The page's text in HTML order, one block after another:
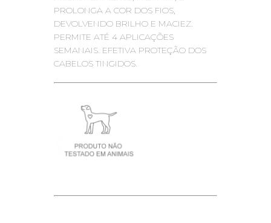
PROLONGA A COR DOS FIOS,
DEVOLVENDO BRILHO E MACIEZ.
PERMITE ATÉ 4 APLICAÇÕES
SEMANAIS. EFETIVA PROTEÇÃO DOS
CABELOS TINGIDOS.